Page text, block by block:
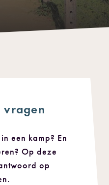
vragen
een kamp? En
Op deze
op